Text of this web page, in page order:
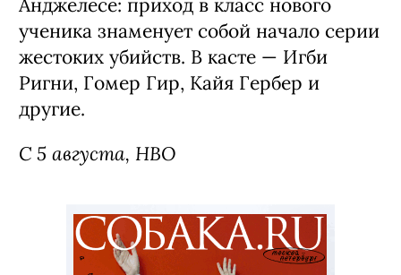
Анджелесе: приход в класс нового
ученика знаменует собой начало серии
жестоких убийств. В касте — Игби
Ригни, Гомер Гир, Кайя Гербер и
другие.
С 5 августа, HBO